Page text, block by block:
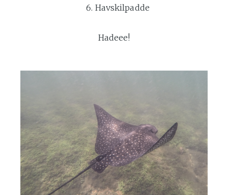
Havskilpadde
Hadeee!